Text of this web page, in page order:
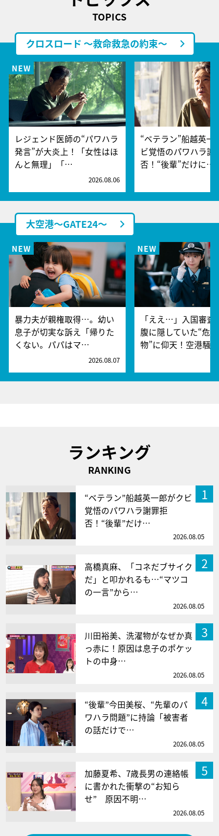
TOPICS
クロスロード ～救命救急の約束～
レジェンド医師の“パワハラ
発言”が大炎上！「女性はほ
んと無理」「…
2026.08.06
“ベテラン”船越英一
ビ覚悟のパワハラ謝
否！“後輩”だけに…
大空港～GATE24～
暴力夫が親権取得…。幼い
息子が切実な訴え「帰りた
くない。パパはマ…
2026.08.07
「ええ…」入国審査
腹に隠していた“危
物”に仰天！空港騒
ランキング
RANKING
1
“ベテラン”船越英一郎がクビ
覚悟のパワハラ謝罪拒
否！“後輩”だけ…
2026.08.05
2
高橋真麻、「コネだブサイク
だ」と叩かれるも…“マツコ
の一言”から…
2026.08.05
3
川田裕美、洗濯物がなぜか真
っ赤に！原因は息子のポケッ
トの中身…
2026.08.05
4
“後輩”今田美桜、“先輩のパ
ワハラ問題”に持論「被害者
の話だけで…
2026.08.05
5
加藤夏希、7歳長男の連絡帳
に書かれた衝撃の“お知ら
せ” 原因不明…
2026.08.05